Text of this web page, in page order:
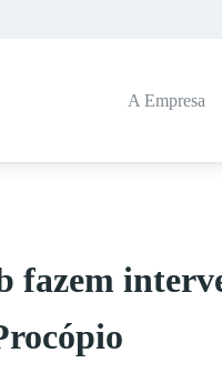
A Empresa
fazem